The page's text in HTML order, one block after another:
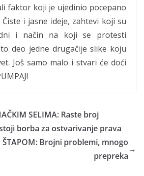
faktor koji je ujedinio pocepano
i jasne ideje, zahtevi koji su
i način na koji se protesti
deo jedne drugačije slike koju
Još samo malo i stvari će doći
SELIMA: Raste broj
borba za ostvarivanje prava
ŠTAPOM: Brojni problemi, mnogo
prepreka
→